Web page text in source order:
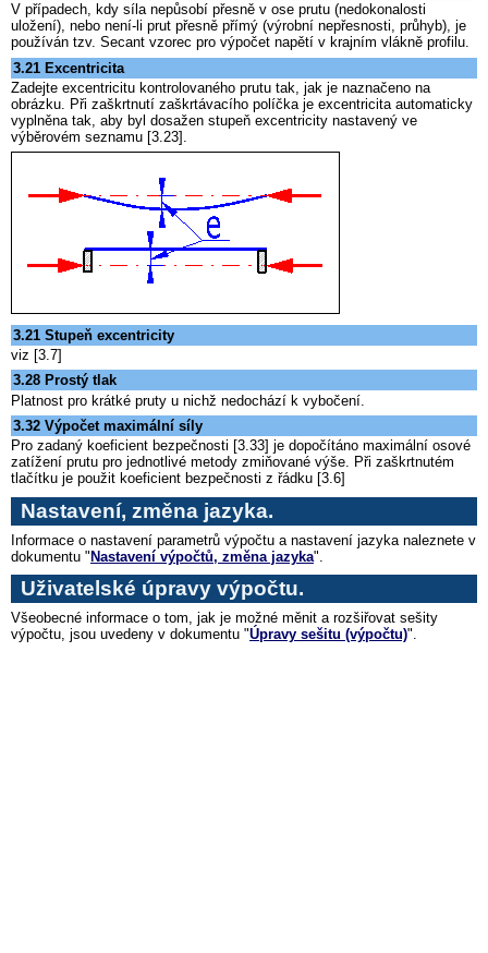
V případech, kdy síla nepůsobí přesně v ose prutu (nedokonalosti
uložení), nebo není-li prut přesně přímý (výrobní nepřesnosti, průhyb), je
používán tzv. Secant vzorec pro výpočet napětí v krajním vlákně profilu.
3.21 Excentricita
Zadejte excentricitu kontrolovaného prutu tak, jak je naznačeno na
obrázku. Při zaškrtnutí zaškrtávacího políčka je excentricita automaticky
vyplněna tak, aby byl dosažen stupeň excentricity nastavený ve
výběrovém seznamu [3.23].
3.21 Stupeň excentricity
viz [3.7]
3.28 Prostý tlak
Platnost pro krátké pruty u nichž nedochází k vybočení.
3.32 Výpočet maximální síly
Pro zadaný koeficient bezpečnosti [3.33] je dopočítáno maximální osové
zatížení prutu pro jednotlivé metody zmiňované výše. Při zaškrtnutém
tlačítku je použit koeficient bezpečnosti z řádku [3.6]
Nastavení, změna jazyka.
Informace o nastavení parametrů výpočtu a nastavení jazyka naleznete v
dokumentu "Nastavení výpočtů, změna jazyka".
Uživatelské úpravy výpočtu.
Všeobecné informace o tom, jak je možné měnit a rozšiřovat sešity
výpočtu, jsou uvedeny v dokumentu "Úpravy sešitu (výpočtu)".